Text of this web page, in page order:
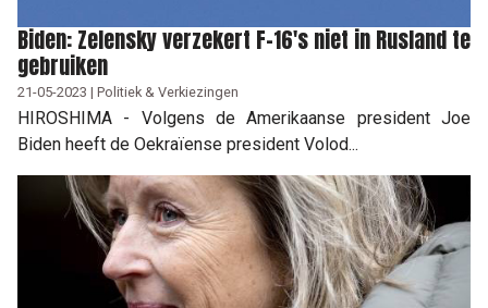
Biden: Zelensky verzekert F-16's niet in Rusland te
gebruiken
21-05-2023 | Politiek & Verkiezingen
HIROSHIMA - Volgens de Amerikaanse president Joe
Biden heeft de Oekraïense president Volod...